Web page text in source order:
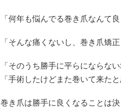
「何年も悩んでる巻き爪なんて
「そんな痛くないし、巻き爪矯
「そのうち勝手に平らにならな
「手術したけどまた巻いて来たと
巻き爪は勝手に良くなることは決